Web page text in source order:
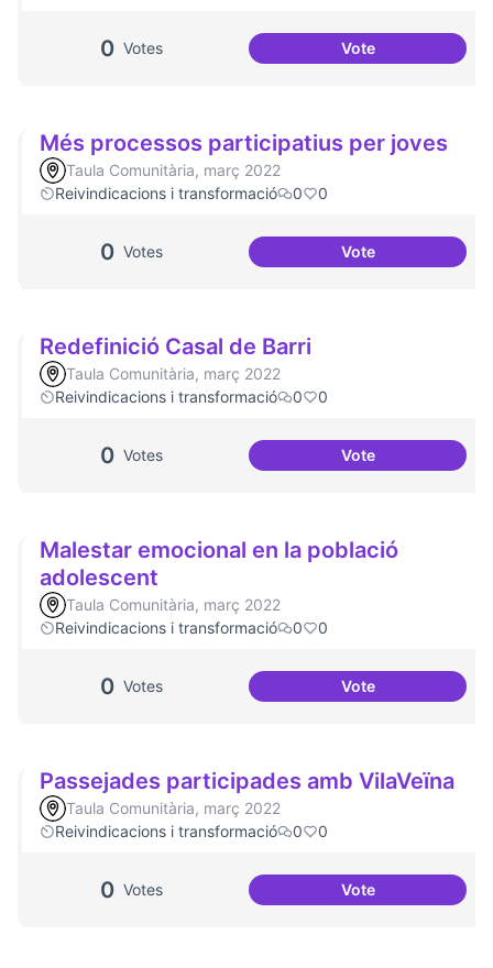
0 Votes VoteEmergència
Més processos participatius per joves
Taula Comunitària, març 2022
Reivindicacions i transformació
0 0
0 Votes VoteMés processos
Redefinició Casal de Barri
Taula Comunitària, març 2022
Reivindicacions i transformació
0 0
0 Votes VoteRedefinició Casal
Malestar emocional en la població
adolescent
Taula Comunitària, març 2022
Reivindicacions i transformació
0 0
0 Votes VoteMalestar
Passejades participades amb VilaVeïna
Taula Comunitària, març 2022
Reivindicacions i transformació
0 0
0 Votes VotePassejades